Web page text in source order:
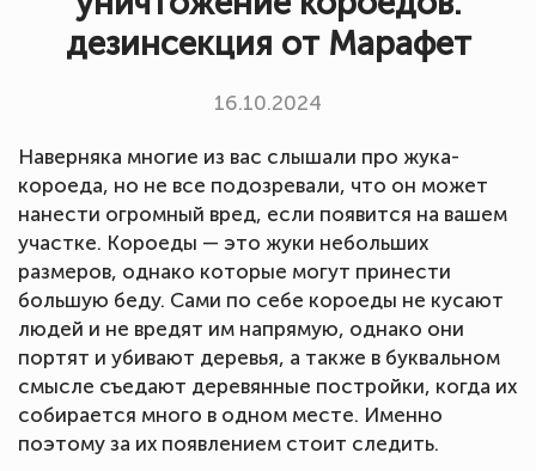
дезинсекция от Марафет
16.10.2024
Наверняка многие из вас слышали про жука-
короеда, но не все подозревали, что он может
нанести огромный вред, если появится на вашем
участке. Короеды — это жуки небольших
размеров, однако которые могут принести
большую беду. Сами по себе короеды не кусают
людей и не вредят им напрямую, однако они
портят и убивают деревья, а также в буквальном
смысле съедают деревянные постройки, когда их
собирается много в одном месте. Именно
поэтому за их появлением стоит следить.